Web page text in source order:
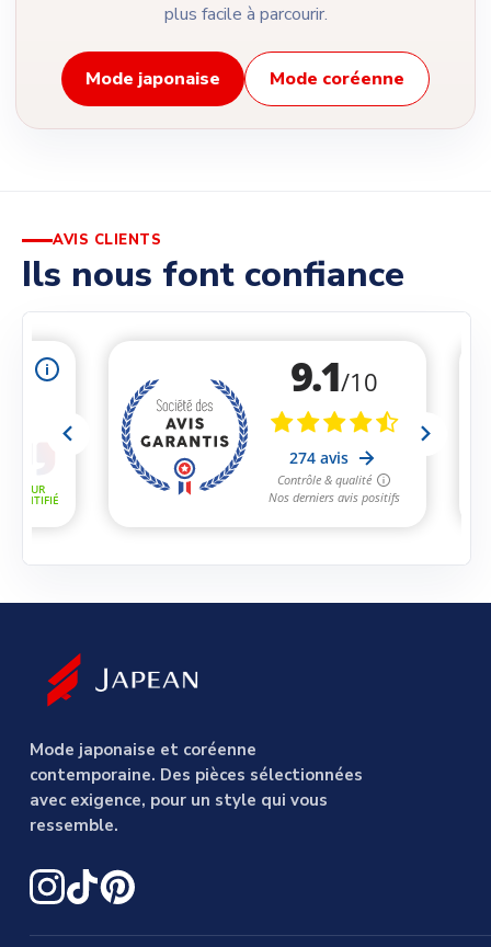
plus facile à parcourir.
Mode japonaise Mode coréenne
AVIS CLIENTS
Ils nous font confiance
Mode japonaise et coréenne
contemporaine. Des pièces sélectionnées
avec exigence, pour un style qui vous
ressemble.